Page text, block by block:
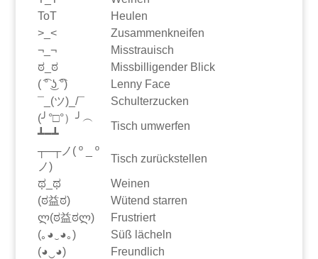
ToT
Heulen
>_<
Zusammenkneifen
¬_¬
Misstrauisch
ಠ_ಠ
Missbilligender Blick
( ͡° ͜ʖ ͡°)
Lenny Face
¯_(ツ)_/¯
Schulterzucken
(╯°□°）╯︵
┻━┻
Tisch umwerfen
┬─┬ノ( º _ º
ノ)
Tisch zurückstellen
ಥ_ಥ
Weinen
(ಠ益ಠ)
Wütend starren
ლ(ಠ益ಠლ)
Frustriert
(｡◕‿◕｡)
Süß lächeln
(◕‿◕)
Freundlich